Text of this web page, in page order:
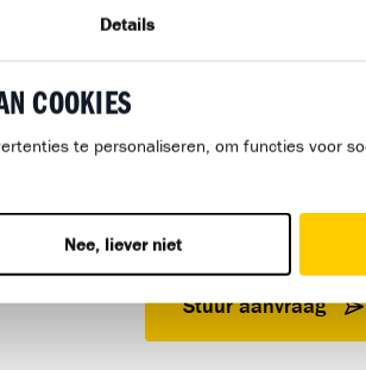
Details
COOKIES
te personaliseren, om functies voor
Nee, liever niet
Ja, ik geef
Bij het invullen van dit